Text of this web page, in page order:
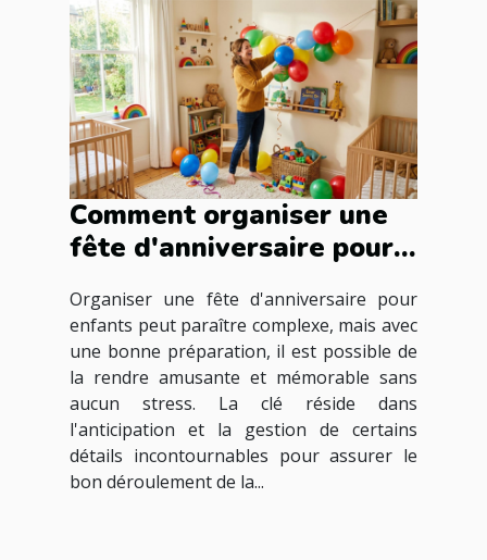
Comment organiser une
fête d'anniversaire pour
Organiser une fête d'anniversaire pour
enfants peut paraître complexe, mais avec
une bonne préparation, il est possible de
la rendre amusante et mémorable sans
aucun stress. La clé réside dans
l'anticipation et la gestion de certains
détails incontournables pour assurer le
bon déroulement de la...